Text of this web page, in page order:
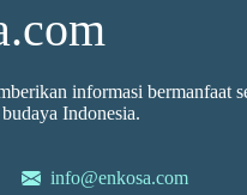
informasi bermanfaat
Indonesia.
info@enkosa.com